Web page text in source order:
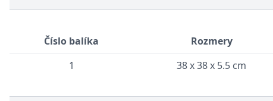
Číslo balíka Rozmery
1
38 x 38 x 5.5 cm